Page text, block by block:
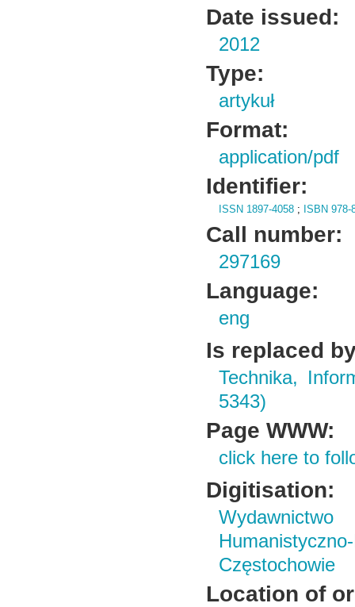
Date issued:
2012
Type:
artykuł
Format:
application/pdf
Identifier:
ISSN 1897-4058 ; ISBN 978-
Call number:
297169
Language:
eng
Is replaced
Technika,
5343)
Page WWW:
click here to
Digitisation:
Wydawnictwo
Częstochowie
Location of